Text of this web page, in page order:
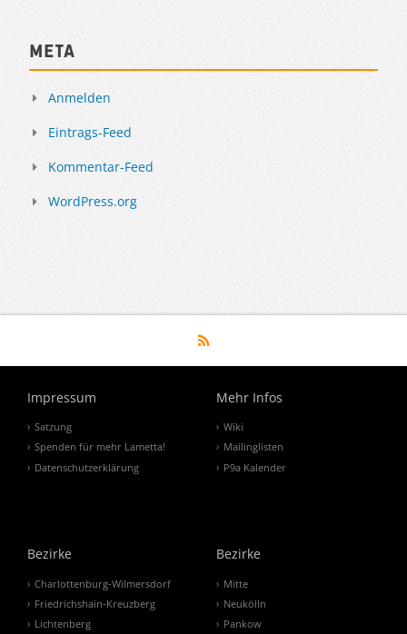
Meta
Anmelden
Eintrags-Feed
Kommentar-Feed
WordPress.org
Impressum
Satzung
Spenden für mehr Lametta!
Datenschutzerklärung
Mehr Infos
Wiki
Mailinglisten
P9a Kalender
Bezirke
Charlottenburg-Wilmersdorf
Friedrichshain-Kreuzberg
Lichtenberg
Bezirke
Mitte
Neukölln
Pankow